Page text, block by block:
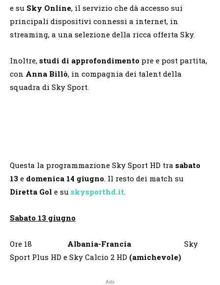
e su Sky Online, il servizio che dà accesso sui
principali dispositivi connessi a internet, in
streaming, a una selezione della ricca offerta Sky.
Inoltre, studi di approfondimento pre e post partita,
con Anna Billò, in compagnia dei talent della
squadra di Sky Sport.
Questa la programmazione Sky Sport HD tra sabato
13 e domenica 14 giugno. Il resto dei match su
Diretta Gol e su skysporthd.it.
Sabato 13 giugno
Ore 18 Albania-Francia Sky
Sport Plus HD e Sky Calcio 2 HD (amichevole)
Ads